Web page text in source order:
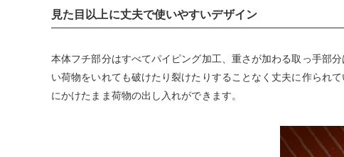
見た目以上に丈夫で使いやすいデザイン
本体フチ部分はすべてパイピング加工、重さが加わる取っ手部
い荷物をいれても破けたり裂けたりすることなく丈夫に作られ
にかけたまま荷物の出し入れができます。